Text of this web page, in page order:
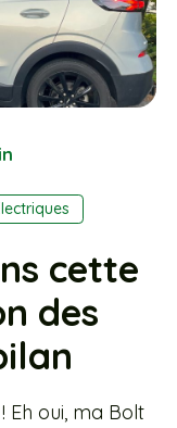
cette
des
Eh oui, ma Bolt